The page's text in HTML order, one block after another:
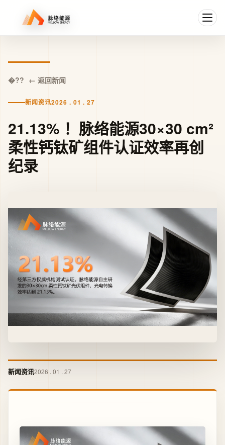
← 返回新闻
新闻资讯2026 . 01 . 27
21.13% ！脉络能源30×30 cm²
柔性钙钛矿组件认证效率再创
纪录
新闻资讯2026 . 01 . 27